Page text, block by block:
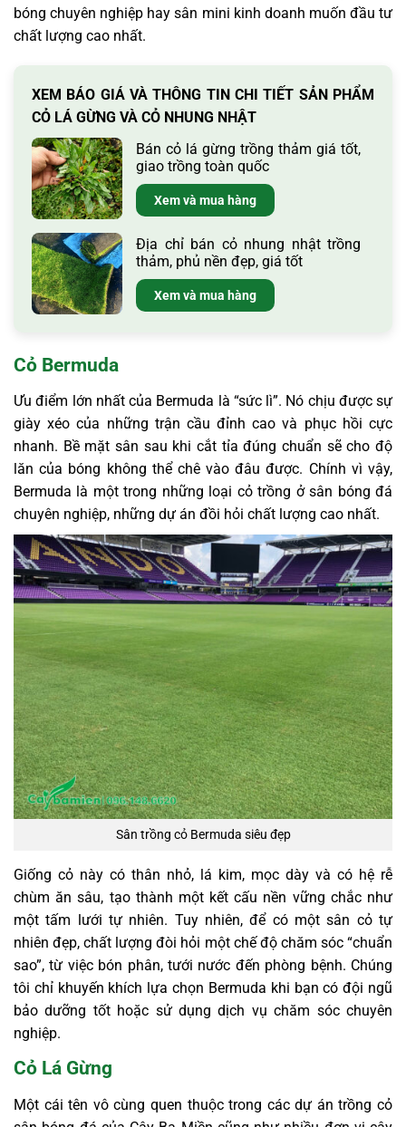
bóng chuyên nghiệp hay sân mini kinh doanh muốn đầu tư
chất lượng cao nhất.
XEM BÁO GIÁ VÀ THÔNG TIN CHI TIẾT SẢN PHẨM
CỎ LÁ GỪNG VÀ CỎ NHUNG NHẬT
Bán cỏ lá gừng trồng thảm giá tốt,
giao trồng toàn quốc
Xem và mua hàng
Địa chỉ bán cỏ nhung nhật trồng
thảm, phủ nền đẹp, giá tốt
Xem và mua hàng
Cỏ Bermuda
Ưu điểm lớn nhất của Bermuda là “sức lì”. Nó chịu được sự
giày xéo của những trận cầu đỉnh cao và phục hồi cực
nhanh. Bề mặt sân sau khi cắt tỉa đúng chuẩn sẽ cho độ
lăn của bóng không thể chê vào đâu được. Chính vì vậy,
Bermuda là một trong những loại cỏ trồng ở sân bóng đá
chuyên nghiệp, những dự án đồi hỏi chất lượng cao nhất.
Sân trồng cỏ Bermuda siêu đẹp
Giống cỏ này có thân nhỏ, lá kim, mọc dày và có hệ rễ
chùm ăn sâu, tạo thành một kết cấu nền vững chắc như
một tấm lưới tự nhiên. Tuy nhiên, để có một sân cỏ tự
nhiên đẹp, chất lượng đòi hỏi một chế độ chăm sóc “chuẩn
sao”, từ việc bón phân, tưới nước đến phòng bệnh. Chúng
tôi chỉ khuyến khích lựa chọn Bermuda khi bạn có đội ngũ
bảo dưỡng tốt hoặc sử dụng dịch vụ chăm sóc chuyên
nghiệp.
Cỏ Lá Gừng
Một cái tên vô cùng quen thuộc trong các dự án trồng cỏ